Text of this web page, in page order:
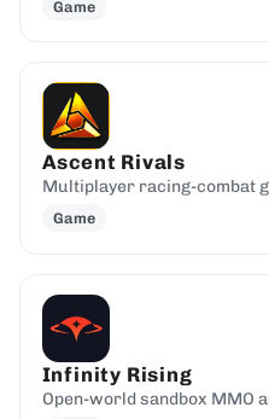
Game
Ascent Rivals
Multiplayer racing-combat
Game
Infinity Rising
Open-world sandbox MMO